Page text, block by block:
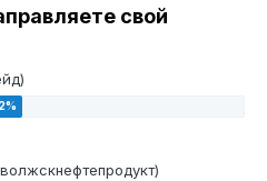
свой